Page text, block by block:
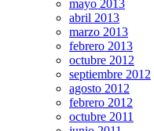
mayo 2013
abril 2013
marzo 2013
febrero 2013
octubre 2012
septiembre 2012
agosto 2012
febrero 2012
octubre 2011